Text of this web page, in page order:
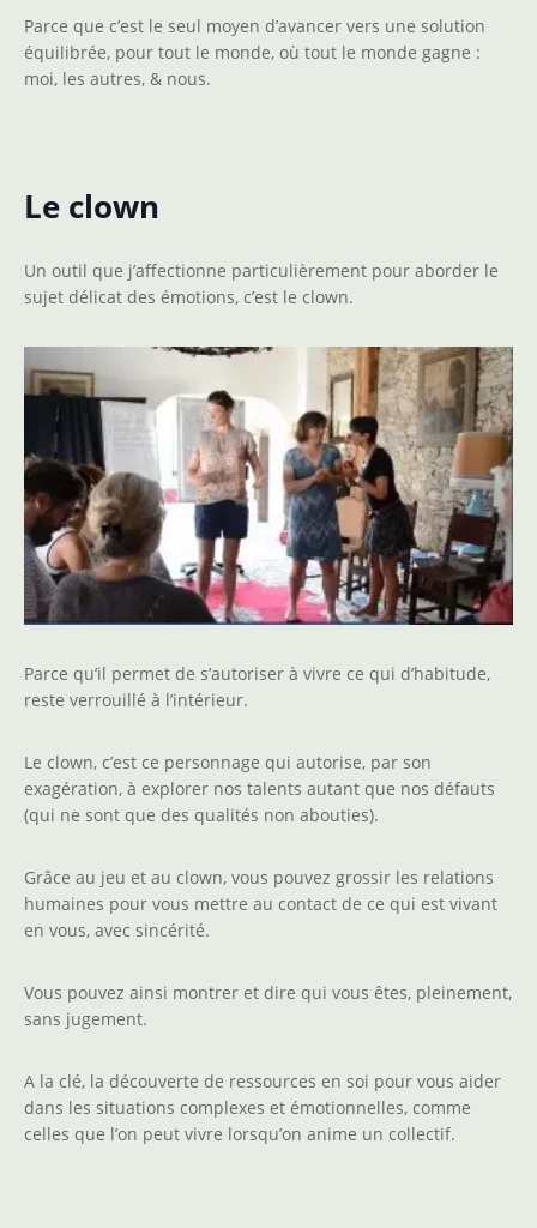
Parce que c’est le seul moyen d’avancer vers une solution
équilibrée, pour tout le monde, où tout le monde gagne :
moi, les autres, & nous.
Le clown
Un outil que j’affectionne particulièrement pour aborder le
sujet délicat des émotions, c’est le clown.
Parce qu’il permet de s’autoriser à vivre ce qui d’habitude,
reste verrouillé à l’intérieur.
Le clown, c’est ce personnage qui autorise, par son
exagération, à explorer nos talents autant que nos défauts
(qui ne sont que des qualités non abouties).
Grâce au jeu et au clown, vous pouvez grossir les relations
humaines pour vous mettre au contact de ce qui est vivant
en vous, avec sincérité.
Vous pouvez ainsi montrer et dire qui vous êtes, pleinement,
sans jugement.
A la clé, la découverte de ressources en soi pour vous aider
dans les situations complexes et émotionnelles, comme
celles que l’on peut vivre lorsqu’on anime un collectif.